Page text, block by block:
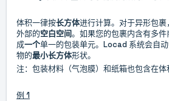
体积一律按长方体进行计算。对于异形包
外部的空白空间。如果您的包裹内含有多
成一个单一的包装单元。Locad 系统会自
物的最小长方体形状。
注：包装材料（气泡膜）和纸箱也包含在体
例 1